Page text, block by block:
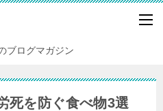
ブログマガジン
死を防ぐ食べ物3選